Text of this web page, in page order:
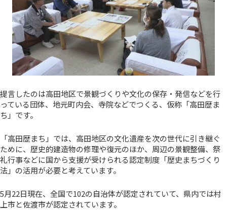
提言したのは高田地区で景観づくりや文化の保存・発信などを行
っている団体、地元町内会、寺院などでつくる、仮称「高田歴ま
ち」です。
「高田歴まち」では、高田地区の文化遺産を次の世代に引き継ぐ
ために、歴史的建造物の修理や復元のほか、周辺の景観整備、祭
礼行事などに国から支援が受けられる認定制度「歴史まちづくり
法」の活用が必要と考えています。
5月22日現在、全国で102の自治体が認定されていて、県内では村
上市と佐渡市が認定されています。